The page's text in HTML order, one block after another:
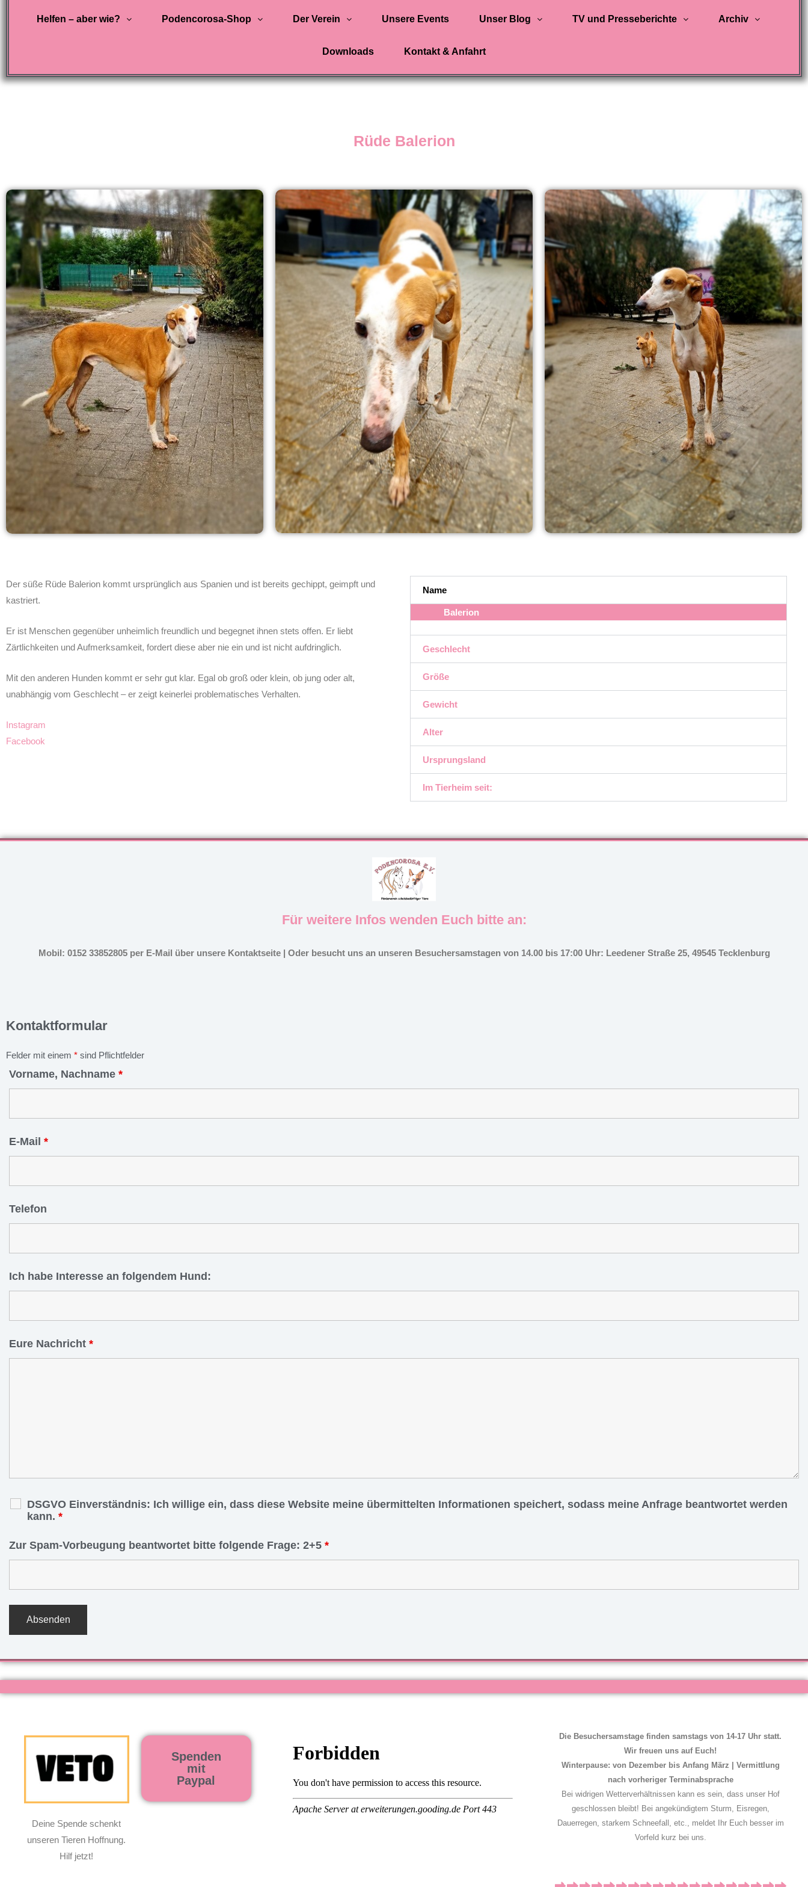
Helfen – aber wie? Podencorosa-Shop Der Verein Unsere Events Unser Blog TV und Presseberichte Archiv
Downloads Kontakt & Anfahrt
Rüde Balerion
Der süße Rüde Balerion kommt ursprünglich aus Spanien und ist bereits gechippt, geimpft und
kastriert.
Er ist Menschen gegenüber unheimlich freundlich und begegnet ihnen stets offen. Er liebt
Zärtlichkeiten und Aufmerksamkeit, fordert diese aber nie ein und ist nicht aufdringlich.
Mit den anderen Hunden kommt er sehr gut klar. Egal ob groß oder klein, ob jung oder alt,
unabhängig vom Geschlecht – er zeigt keinerlei problematisches Verhalten.
Instagram
Facebook
Name
Balerion
Geschlecht
Größe
Gewicht
Alter
Ursprungsland
Im Tierheim seit:
Für weitere Infos wenden Euch bitte an:
Mobil: 0152 33852805 per E-Mail über unsere Kontaktseite | Oder besucht uns an unseren Besuchersamstagen von 14.00 bis 17:00 Uhr: Leedener Straße 25, 49545 Tecklenburg
Kontaktformular
Felder mit einem * sind Pflichtfelder
Vorname, Nachname *
E-Mail *
Telefon
Ich habe Interesse an folgendem Hund:
Eure Nachricht *
DSGVO Einverständnis: Ich willige ein, dass diese Website meine übermittelten Informationen speichert, sodass meine Anfrage beantwortet werden
kann. *
Zur Spam-Vorbeugung beantwortet bitte folgende Frage: 2+5 *
Deine Spende schenkt
unseren Tieren Hoffnung.
Hilf jetzt!
Spenden
mit
Paypal
Die Besuchersamstage finden samstags von 14-17 Uhr statt.
Wir freuen uns auf Euch!
Winterpause: von Dezember bis Anfang März | Vermittlung
nach vorheriger Terminabsprache
Bei widrigen Wetterverhältnissen kann es sein, dass unser Hof
geschlossen bleibt! Bei angekündigtem Sturm, Eisregen,
Dauerregen, starkem Schneefall, etc., meldet Ihr Euch besser im
Vorfeld kurz bei uns.